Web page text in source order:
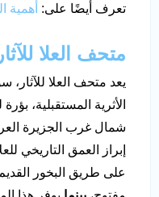
تعرف أيضًا على: أهمية
متحف العلا للآثار
يعد متحف العلا للآثار،
الأثرية المستقبلية،
شمال غرب الجزيرة
إبراز العمق التاريخي
على طريق البخور